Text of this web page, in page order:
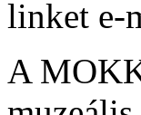
linket e-
A